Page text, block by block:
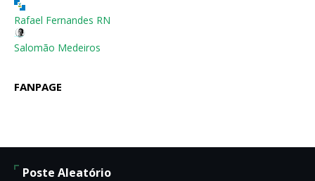
Rafael Fernandes RN
Salomão Medeiros
FANPAGE
Poste Aleatório